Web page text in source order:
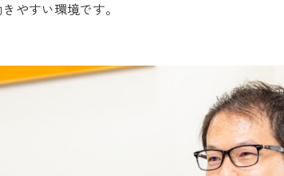
やすい環境です。